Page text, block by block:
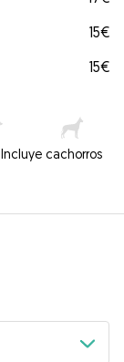
15€
15€
Incluye cachorros